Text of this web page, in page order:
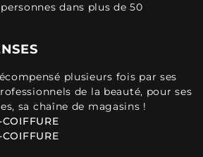
dans plus de 50
plusieurs fois par ses
de la beauté, pour ses
sa chaîne de magasins !